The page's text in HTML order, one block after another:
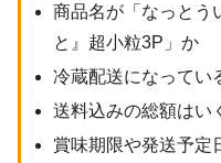
商品名が「なっとう
と』超小粒3P」か
冷蔵配送になってい
送料込みの総額はい
賞味期限や発送予定